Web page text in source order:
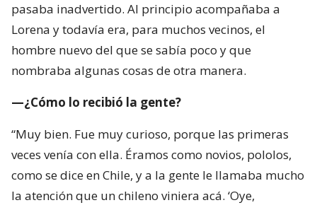
pasaba inadvertido. Al principio acompañaba a
Lorena y todavía era, para muchos vecinos, el
hombre nuevo del que se sabía poco y que
nombraba algunas cosas de otra manera.
—¿Cómo lo recibió la gente?
“Muy bien. Fue muy curioso, porque las primeras
veces venía con ella. Éramos como novios, pololos,
como se dice en Chile, y a la gente le llamaba mucho
la atención que un chileno viniera acá. ‘Oye,